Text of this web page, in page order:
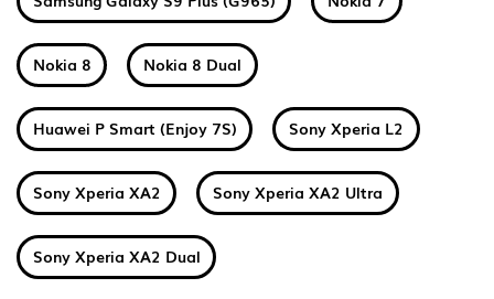
Nokia 8 Nokia 8 Dual
Huawei P Smart (Enjoy 7S) Sony Xperia L2
Sony Xperia XA2 Sony Xperia XA2 Ultra
Sony Xperia XA2 Dual